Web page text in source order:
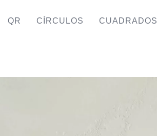
QR CÍRCULOS CUADRADOS